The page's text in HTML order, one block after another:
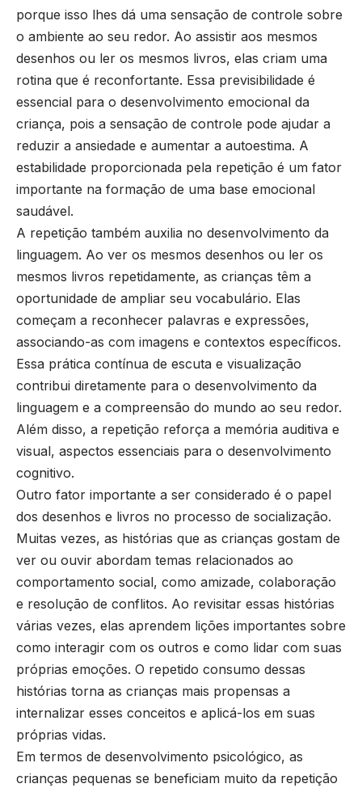
porque isso lhes dá uma sensação de controle sobre
o ambiente ao seu redor. Ao assistir aos mesmos
desenhos ou ler os mesmos livros, elas criam uma
rotina que é reconfortante. Essa previsibilidade é
essencial para o desenvolvimento emocional da
criança, pois a sensação de controle pode ajudar a
reduzir a ansiedade e aumentar a autoestima. A
estabilidade proporcionada pela repetição é um fator
importante na formação de uma base emocional
saudável.
A repetição também auxilia no desenvolvimento da
linguagem. Ao ver os mesmos desenhos ou ler os
mesmos livros repetidamente, as crianças têm a
oportunidade de ampliar seu vocabulário. Elas
começam a reconhecer palavras e expressões,
associando-as com imagens e contextos específicos.
Essa prática contínua de escuta e visualização
contribui diretamente para o desenvolvimento da
linguagem e a compreensão do mundo ao seu redor.
Além disso, a repetição reforça a memória auditiva e
visual, aspectos essenciais para o desenvolvimento
cognitivo.
Outro fator importante a ser considerado é o papel
dos desenhos e livros no processo de socialização.
Muitas vezes, as histórias que as crianças gostam de
ver ou ouvir abordam temas relacionados ao
comportamento social, como amizade, colaboração
e resolução de conflitos. Ao revisitar essas histórias
várias vezes, elas aprendem lições importantes sobre
como interagir com os outros e como lidar com suas
próprias emoções. O repetido consumo dessas
histórias torna as crianças mais propensas a
internalizar esses conceitos e aplicá-los em suas
próprias vidas.
Em termos de desenvolvimento psicológico, as
crianças pequenas se beneficiam muito da repetição